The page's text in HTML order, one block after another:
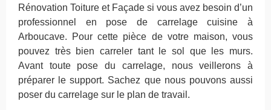
Rénovation Toiture et Façade si vous avez besoin d’un
professionnel en pose de carrelage cuisine à
Arboucave. Pour cette pièce de votre maison, vous
pouvez très bien carreler tant le sol que les murs.
Avant toute pose du carrelage, nous veillerons à
préparer le support. Sachez que nous pouvons aussi
poser du carrelage sur le plan de travail.